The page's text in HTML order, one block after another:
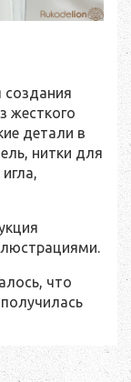
создания
жесткого
детали в
нитки для
что